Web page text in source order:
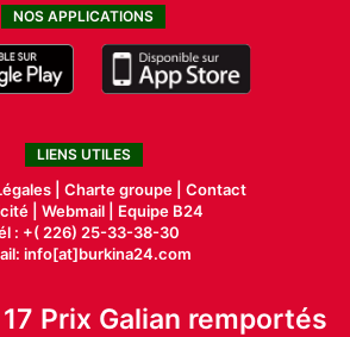
NOS APPLICATIONS
LIENS UTILES
| Charte groupe | Contact
| Webmail |
Equipe B24
: +( 226) 25-33-38-30
info[at]burkina24.com
Prix Galian remportés